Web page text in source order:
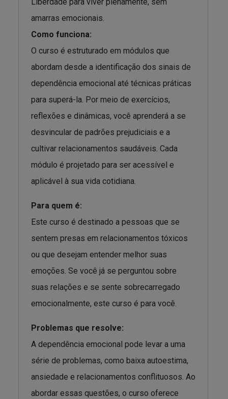
Liberdade para viver plenamente, sem
amarras emocionais.
Como funciona:
O curso é estruturado em módulos que
abordam desde a identificação dos sinais de
dependência emocional até técnicas práticas
para superá-la. Por meio de exercícios,
reflexões e dinâmicas, você aprenderá a se
desvincular de padrões prejudiciais e a
cultivar relacionamentos saudáveis. Cada
módulo é projetado para ser acessível e
aplicável à sua vida cotidiana.
Para quem é:
Este curso é destinado a pessoas que se
sentem presas em relacionamentos tóxicos
ou que desejam entender melhor suas
emoções. Se você já se perguntou sobre
suas relações e se sente sobrecarregado
emocionalmente, este curso é para você.
Problemas que resolve:
A dependência emocional pode levar a uma
série de problemas, como baixa autoestima,
ansiedade e relacionamentos conflituosos. Ao
abordar essas questões, o curso oferece